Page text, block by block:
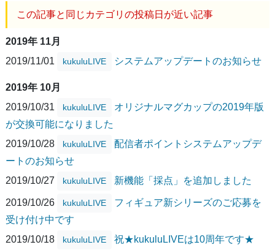
この記事と同じカテゴリの投稿日が近い記事
2019年 11月
2019/11/01
kukuluLIVE システムアップデートのお知らせ
2019年 10月
2019/10/31
kukuluLIVE
オリジナルマグカップの2019年版
が交換可能になりました
2019/10/28
kukuluLIVE
配信者ポイントシステムアップデ
ートのお知らせ
2019/10/27
kukuluLIVE 新機能「採点」を追加しました
2019/10/26 kukuluLIVE
フィギュア新シリーズのご応募を
受け付け中です
2019/10/18
kukuluLIVE 祝★kukuluLIVEは10周年です★